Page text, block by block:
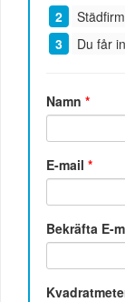
Du får
Namn*
E-mail*
Bekräfta E-